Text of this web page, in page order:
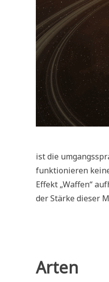
ist die
funktionieren
Effekt „Waffen“
der Stärke dieser
Arten